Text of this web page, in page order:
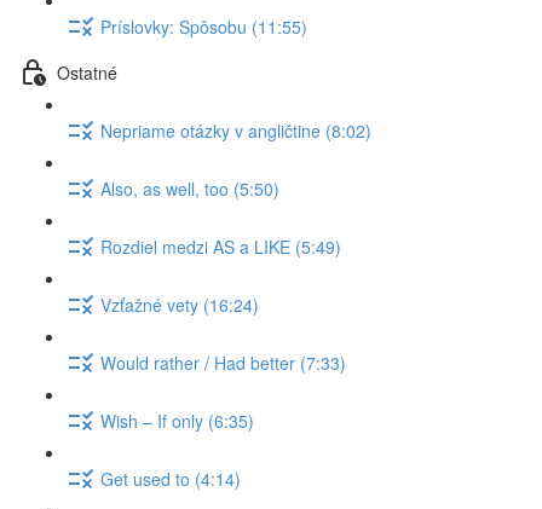
Príslovky: Spôsobu (11:55)
Ostatné
Nepriame otázky v angličtine (8:02)
Also, as well, too (5:50)
Rozdiel medzi AS a LIKE (5:49)
Vzťažné vety (16:24)
Would rather / Had better (7:33)
Wish – If only (6:35)
Get used to (4:14)